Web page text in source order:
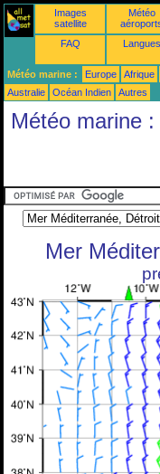
Images
satellite
Météo
FAQ Langues
Météo marine : Europe Afrique
Australie
Océan Indien Autres
Météo marine
Mer